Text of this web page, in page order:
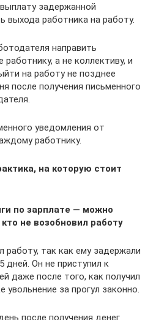
задержанной
выхода работника на работу.
направить
а не коллективу, и
на работу не позднее
после получения письменного
уведомления от
работнику.
на которую стоит
по зарплате — можно
не возобновил работу
работу, так как ему задержали
дней. Он не приступил к
даже после того, как получил
увольнение за прогул законно.
после получения денег